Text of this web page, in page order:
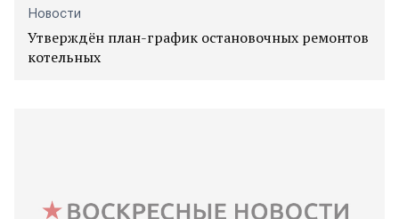
Новости
Утверждён план-график остановочных ремонтов
котельных